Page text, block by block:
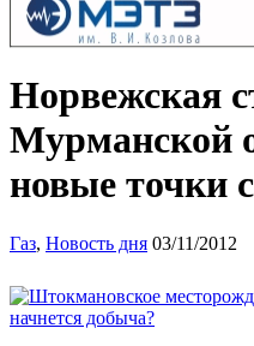
Норвежская
Мурманской
новые точки
Газ, Новость дня 03/11/2012